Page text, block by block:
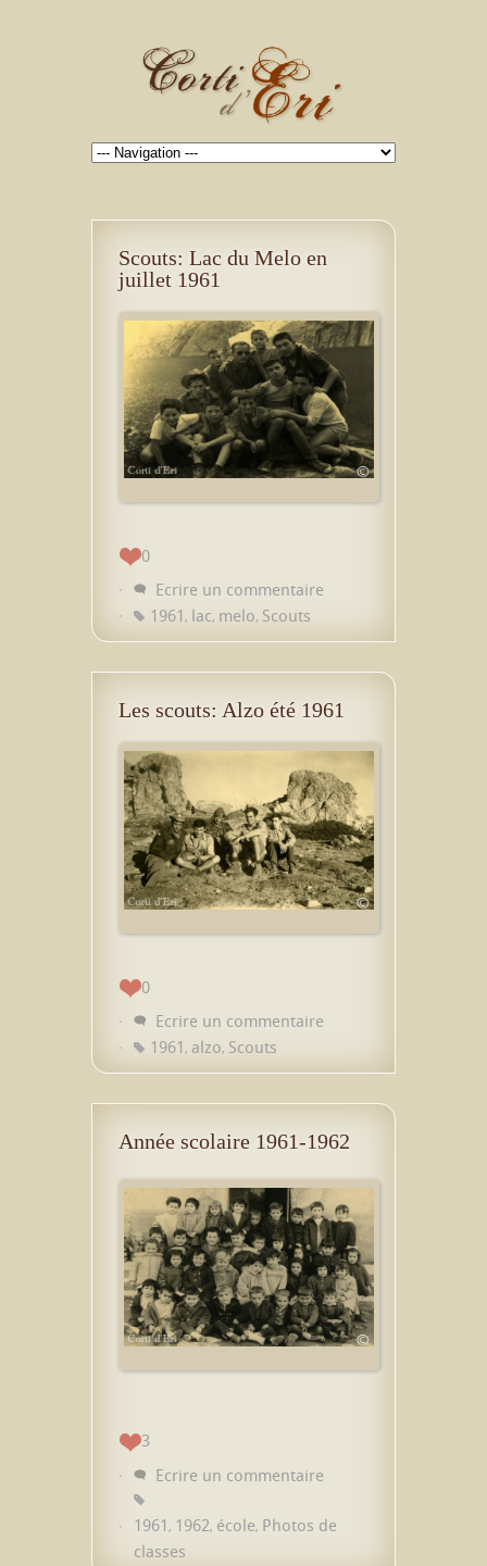
Scouts: Lac du Melo en
juillet 1961
0
Ecrire un commentaire
1961 , lac, melo, Scouts
Les scouts: Alzo été 1961
0
Ecrire un commentaire
1961 , alzo, Scouts
Année scolaire 1961-1962
3
Ecrire un commentaire
1961 , 1962, école, Photos de
classes